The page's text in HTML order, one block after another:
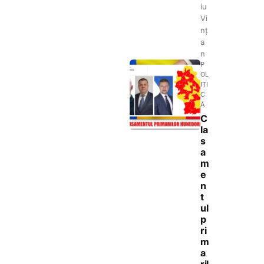
iu
Vi
nț
a
n
P
OL
ITI
C
Ă
C
la
s
a
m
e
n
t
ul
p
ri
m
a